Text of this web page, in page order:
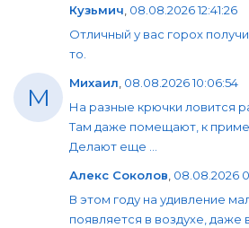
Кузьмич 08.08.2026 12:41:26
Отличный у вас горох
то.
М Михаил 08.08.2026 10:06:54
На разные крючки ловится
Там даже помещают, к
Делают еще ...
Алекс Соколов 08.08.2026
В этом году на удивление
появляется в воздухе, даже